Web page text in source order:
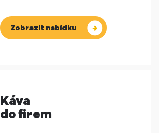
Zobrazit nabídku
Káva
do firem